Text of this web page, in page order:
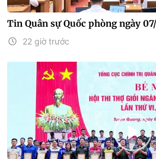
Tin Quân sự Quốc phòng ngày
22 giờ trước